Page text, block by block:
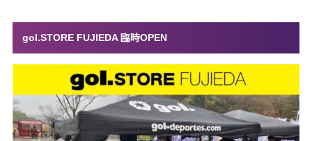
gol.STORE FUJIEDA 臨時OPEN